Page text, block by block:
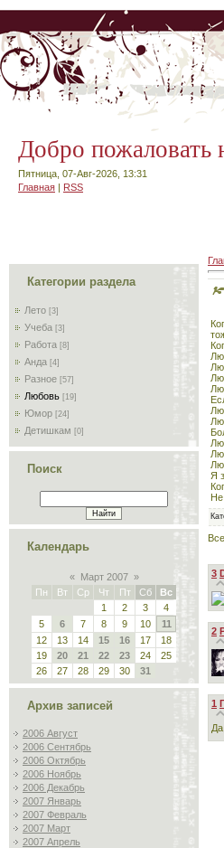
Добро
Пятница, 07-Авг-2026, 13:31
Главная | RSS
Категории раздела
Лето [3]
Учеба [3]
Работа [8]
Анда [4]
Разное [57]
Любовь [19]
Юмор [24]
Детишкам [0]
Поиск
Календарь
« Март 2007 »
Пн
Вт Ср Чт Пт Сб
Вс
1
2 3
4
5
6 7 8 9 10
11
12
13 14 15 16 17
18
19
20 21 22 23 24
25
26
27 28 29 30 31
Архив записей
2006 Август
2006 Сентябрь
2006 Октябрь
2006 Ноябрь
2006 Декабрь
2007 Январь
2007 Февраль
2007 Март
2007 Апрель
Я
Не
3
2
1